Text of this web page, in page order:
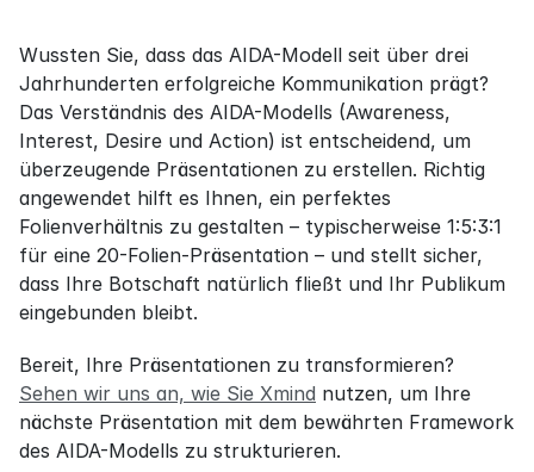
Wussten Sie, dass das AIDA-Modell seit über drei
Jahrhunderten erfolgreiche Kommunikation prägt?
Das Verständnis des AIDA-Modells (Awareness,
Interest, Desire und Action) ist entscheidend, um
überzeugende Präsentationen zu erstellen. Richtig
angewendet hilft es Ihnen, ein perfektes
Folienverhältnis zu gestalten – typischerweise 1:5:3:1
für eine 20-Folien-Präsentation – und stellt sicher,
dass Ihre Botschaft natürlich fließt und Ihr Publikum
eingebunden bleibt.
Sehen wir uns an, wie Sie Xmind nutzen, um Ihre
nächste Präsentation mit dem bewährten Framework
des AIDA-Modells zu strukturieren.